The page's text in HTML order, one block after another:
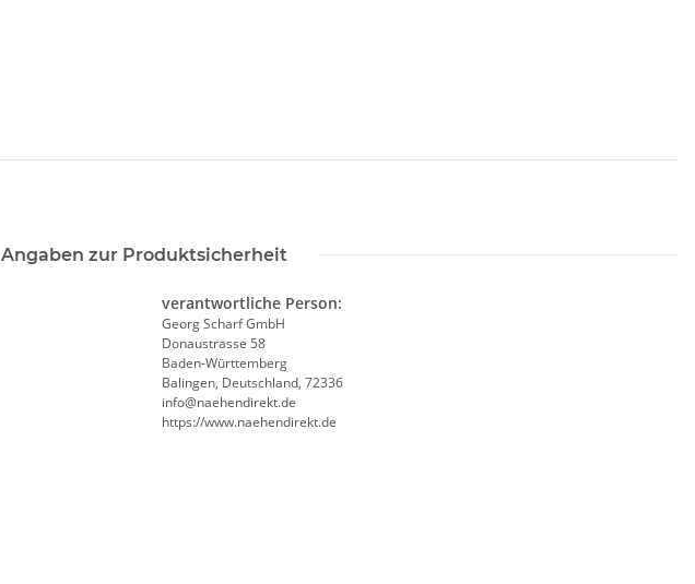
Angaben zur Produktsicherheit
verantwortliche Person:
Georg Scharf GmbH
Donaustrasse 58
Baden-Württemberg
Balingen, Deutschland, 72336
info@naehendirekt.de
https://www.naehendirekt.de